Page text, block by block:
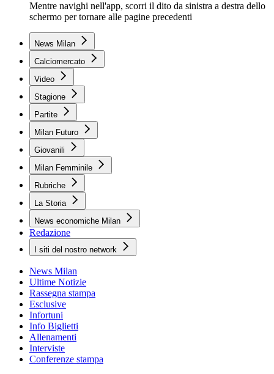
Mentre navighi nell'app, scorri il dito da sinistra a destra dello
schermo per tornare alle pagine precedenti
News Milan
Calciomercato
Video
Stagione
Partite
Milan Futuro
Giovanili
Milan Femminile
Rubriche
La Storia
News economiche Milan
Redazione
I siti del nostro network
News Milan
Ultime Notizie
Rassegna stampa
Esclusive
Infortuni
Info Biglietti
Allenamenti
Interviste
Conferenze stampa